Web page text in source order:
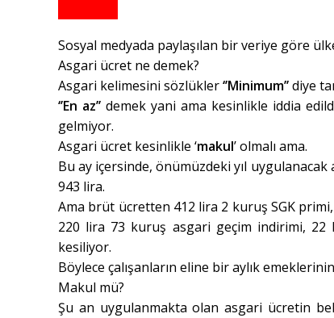
Sosyal medyada paylaşılan bir veriye göre
Asgari ücret ne demek?
Asgari kelimesini sözlükler‘’Minimum’’diye
‘’En az’’ demek yani ama kesinlikle iddia
gelmiyor.
Asgari ücret kesinlikle ‘makul’ olmalı ama.
Bu ay içersinde, önümüzdeki yıl
943 lira.
Ama brüt ücretten 412 lira 2 kuruş SGK
220 lira 73 kuruş asgari geçim indirimi,
kesiliyor.
Böylece çalışanların eline bir aylık
Makul mü?
Şu an uygulanmakta olan asgari ücretin